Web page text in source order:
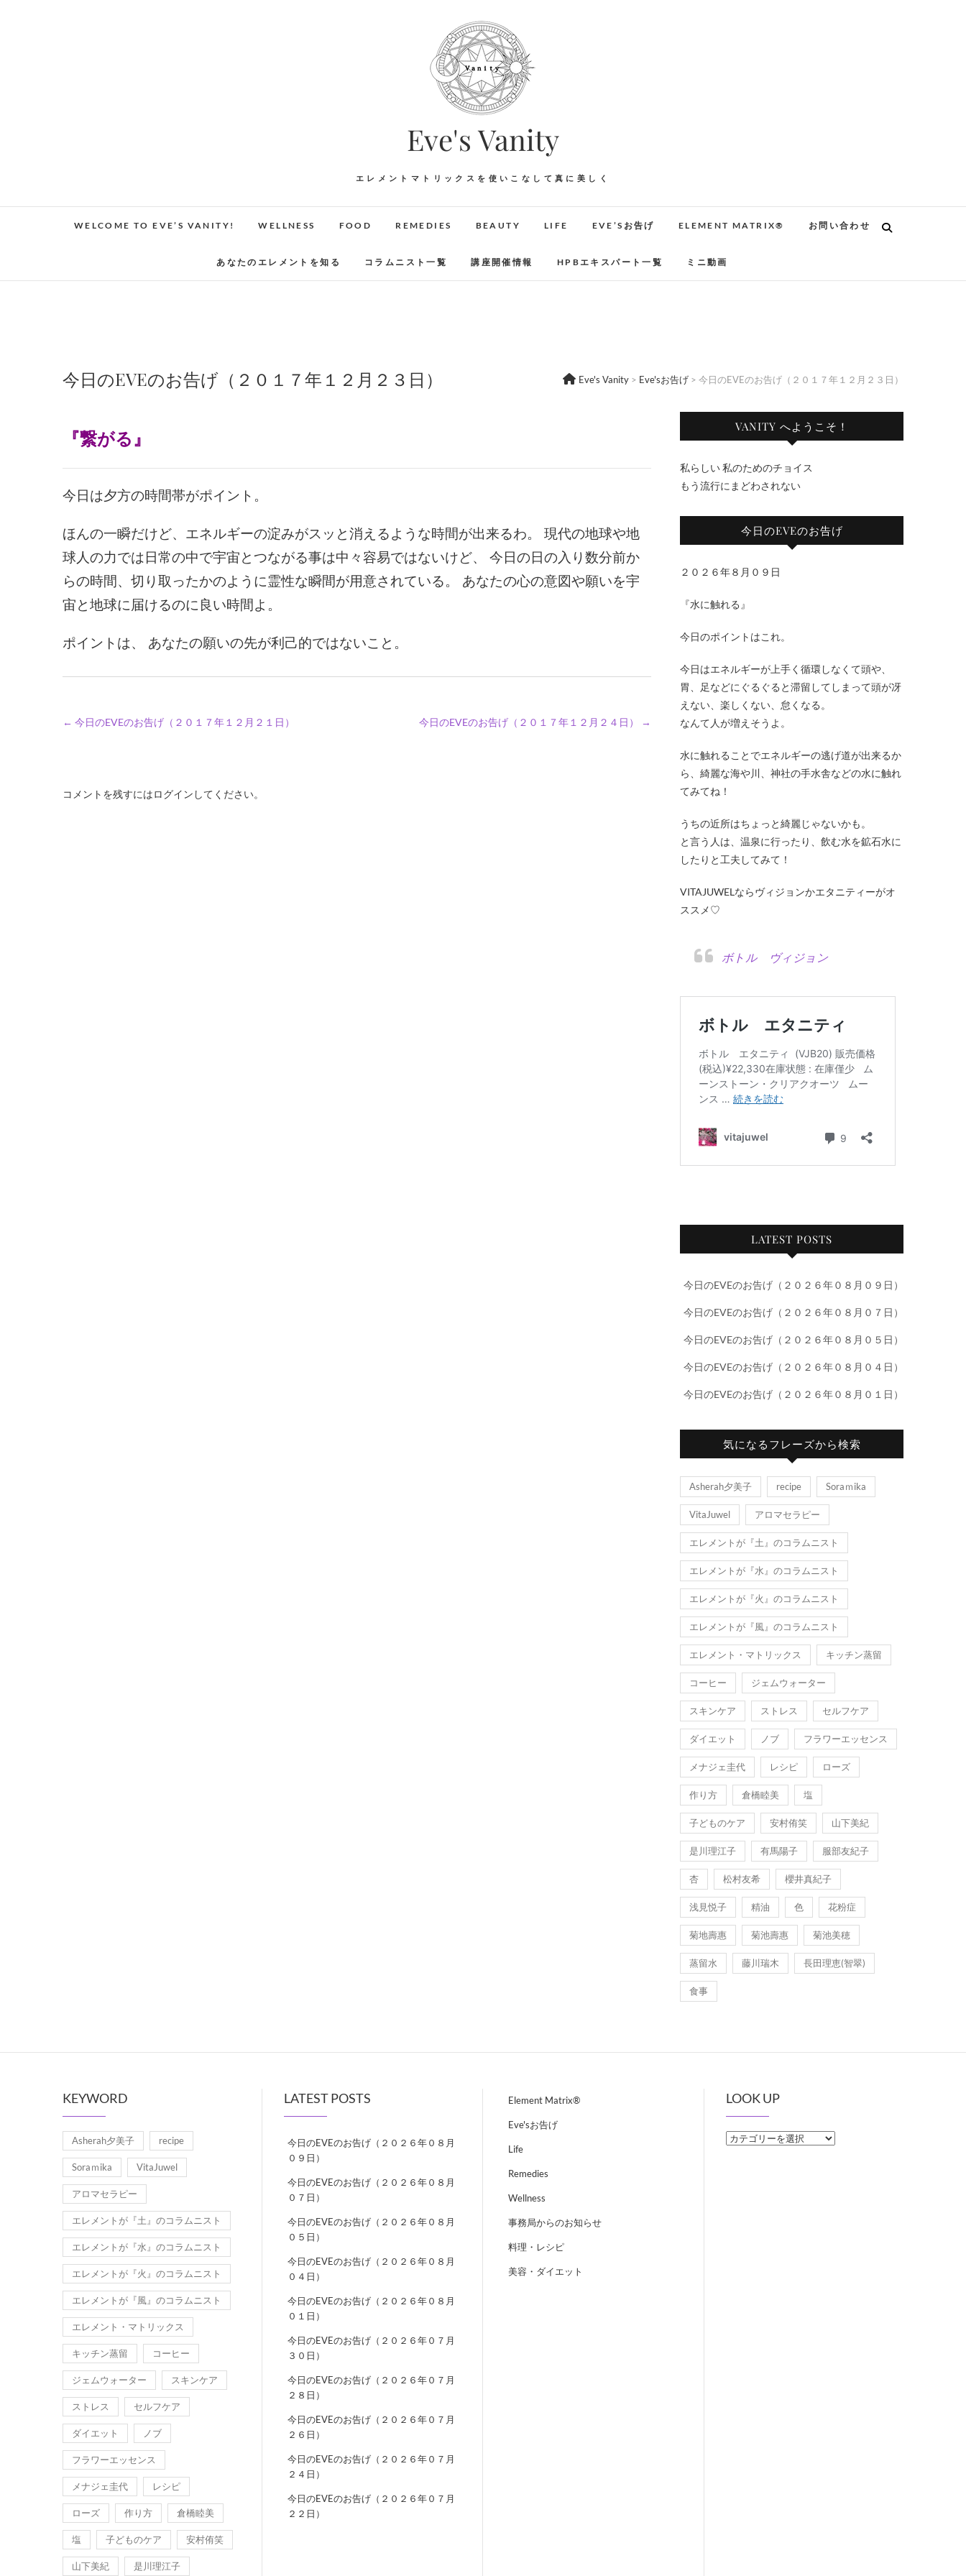
Eve's Vanity
エレメントマトリックスを使いこなして真に美しく
WELCOME TO EVE’S VANITY! WELLNESS FOOD REMEDIES BEAUTY LIFE EVE’Sお告げ ELEMENT MATRIX® お問い合わせ
あなたのエレメントを知る コラムニスト一覧 講座開催情報 HPBエキスパート一覧 ミニ動画
今日のEVEのお告げ（２０１７年１２月２３日） Eve's Vanity > Eve'sお告げ > 今日のEVEのお告げ（２０１７年１２月２３日）
『繋がる』
今日は夕方の時間帯がポイント。
ほんの一瞬だけど、エネルギーの淀みがスッと消えるような時間が出来るわ。 現代の地球や地
球人の力では日常の中で宇宙とつながる事は中々容易ではないけど、 今日の日の入り数分前か
らの時間、切り取ったかのように霊性な瞬間が用意されている。 あなたの心の意図や願いを宇
宙と地球に届けるのに良い時間よ。
ポイントは、 あなたの願いの先が利己的ではないこと。
← 今日のEVEのお告げ（２０１７年１２月２１日） 今日のEVEのお告げ（２０１７年１２月２４日） →
コメントを残すにはログインしてください。
VANITY へようこそ！
私らしい 私のためのチョイス
もう流行にまどわされない
今日のEVEのお告げ
２０２６年８月０９日
『水に触れる』
今日のポイントはこれ。
今日はエネルギーが上手く循環しなくて頭や、
胃、足などにぐるぐると滞留してしまって頭が冴
えない、楽しくない、怠くなる。
なんて人が増えそうよ。
水に触れることでエネルギーの逃げ道が出来るか
ら、綺麗な海や川、神社の手水舎などの水に触れ
てみてね！
うちの近所はちょっと綺麗じゃないかも。
と言う人は、温泉に行ったり、飲む水を鉱石水に
したりと工夫してみて！
VITAJUWELならヴィジョンかエタニティーがオ
ススメ♡
ボトル ヴィジョン
LATEST POSTS
今日のEVEのお告げ（２０２６年０８月０９日）
今日のEVEのお告げ（２０２６年０８月０７日）
今日のEVEのお告げ（２０２６年０８月０５日）
今日のEVEのお告げ（２０２６年０８月０４日）
今日のEVEのお告げ（２０２６年０８月０１日）
気になるフレーズから検索
Asherah夕美子 recipe Soraｍika
VitaJuwel アロマセラピー
エレメントが『土』のコラムニスト
エレメントが『水』のコラムニスト
エレメントが『火』のコラムニスト
エレメントが『風』のコラムニスト
エレメント・マトリックス キッチン蒸留
コーヒー ジェムウォーター
スキンケア ストレス セルフケア
ダイエット ノブ フラワーエッセンス
メナジェ圭代 レシピ ローズ
作り方 倉橋睦美 塩
子どものケア 安村侑笑 山下美紀
是川理江子 有馬陽子 服部友紀子
杏 松村友希 櫻井真紀子
浅見悦子 精油 色 花粉症
菊地壽惠 菊池壽惠 菊池美穂
蒸留水 藤川瑞木 長田理恵(智翠)
食事
KEYWORD
Asherah夕美子 recipe
Soraｍika VitaJuwel
アロマセラピー
エレメントが『土』のコラムニスト
エレメントが『水』のコラムニスト
エレメントが『火』のコラムニスト
エレメントが『風』のコラムニスト
エレメント・マトリックス
キッチン蒸留 コーヒー
ジェムウォーター スキンケア
ストレス セルフケア
ダイエット ノブ
フラワーエッセンス
メナジェ圭代 レシピ
ローズ 作り方 倉橋睦美
塩 子どものケア 安村侑笑
山下美紀 是川理江子
LATEST POSTS
今日のEVEのお告げ（２０２６年０８月
０９日）
今日のEVEのお告げ（２０２６年０８月
０７日）
今日のEVEのお告げ（２０２６年０８月
０５日）
今日のEVEのお告げ（２０２６年０８月
０４日）
今日のEVEのお告げ（２０２６年０８月
０１日）
今日のEVEのお告げ（２０２６年０７月
３０日）
今日のEVEのお告げ（２０２６年０７月
２８日）
今日のEVEのお告げ（２０２６年０７月
２６日）
今日のEVEのお告げ（２０２６年０７月
２４日）
今日のEVEのお告げ（２０２６年０７月
２２日）
Element Matrix®
Eve'sお告げ
Life
Remedies
Wellness
事務局からのお知らせ
料理・レシピ
美容・ダイエット
LOOK UP
LOOK